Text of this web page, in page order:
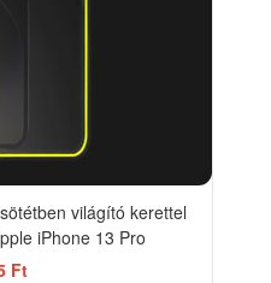
világító kerettel
iPhone 13 Pro
Ft